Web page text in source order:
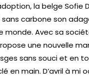
la belge Sofie
carbone son
Avec sa
une nouvelle
sans souci et en
en main. D’avril à mi